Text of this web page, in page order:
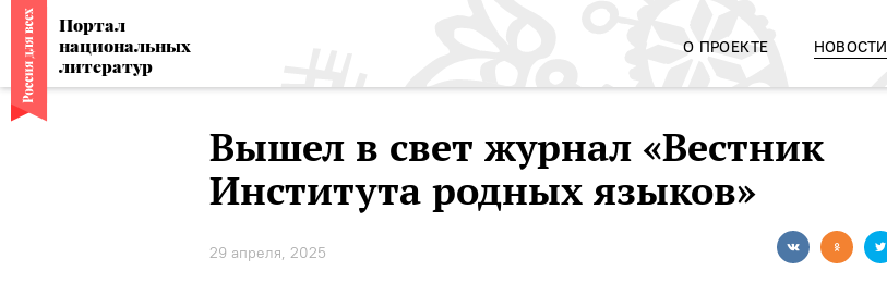
Портал
национальных
литератур
О ПРОЕКТЕ НОВОСТИ
Вышел в свет журнал «Вестник
Института родных языков»
29 апреля, 2025